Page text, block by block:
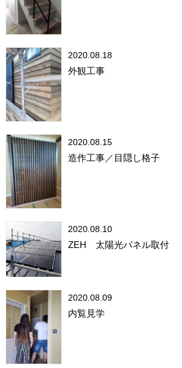
2020.08.18
外観工事
2020.08.15
造作工事／目隠し格子
2020.08.10
ZEH 太陽光パネル取付
2020.08.09
内覧見学